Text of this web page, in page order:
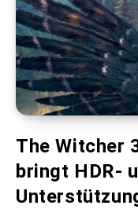
The Witcher
bringt HDR-